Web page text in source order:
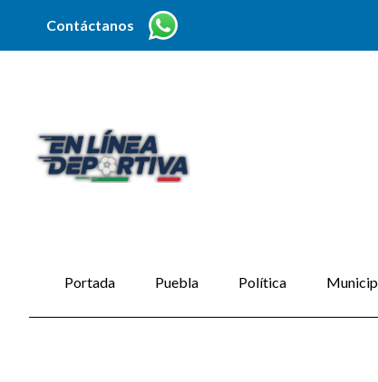
Contáctanos
Portada Puebla Política